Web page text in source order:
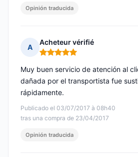
Opinión traducida
A
Acheteur vérifié
Nota: 5 de 5
Publicado el 03/07/2017 à 08h40
tras una compra de 23/04/2017
Muy buen servicio de atención al
dañada por el transportista fue
rápidamente.
Opinión traducida